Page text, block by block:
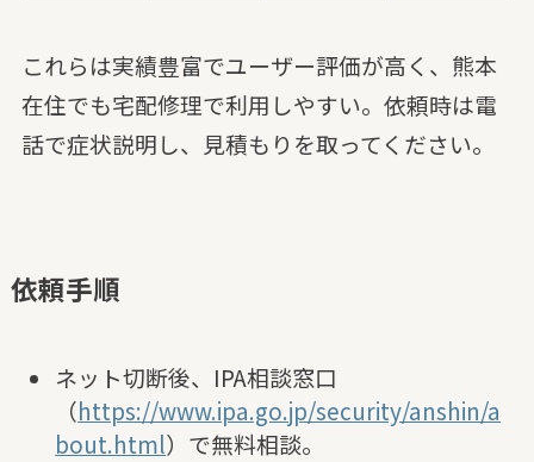
これらは実績豊富でユーザー評価が高く、熊本
在住でも宅配修理で利用しやすい。依頼時は電
話で症状説明し、見積もりを取ってください。
依頼手順
ネット切断後、IPA相談窓口
（https://www.ipa.go.jp/security/anshin/a
bout.html）で無料相談。